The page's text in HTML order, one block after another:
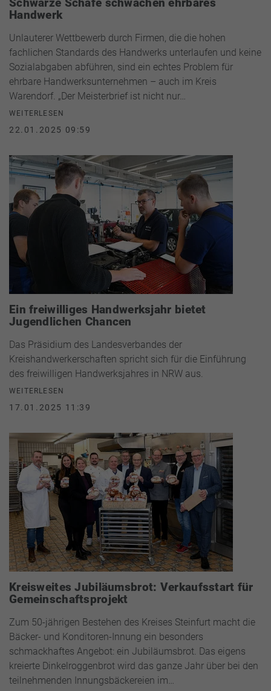
Handwerk
Unlauterer Wettbewerb durch Firmen, die die hohen
fachlichen Standards des Handwerks unterlaufen und keine
Sozialabgaben abführen, sind ein echtes Problem für
ehrbare Handwerksunternehmen – auch im Kreis
Warendorf. „Der Meisterbrief ist nicht nur…
WEITERLESEN
22.01.2025 09:59
Ein freiwilliges Handwerksjahr bietet
Jugendlichen Chancen
Das Präsidium des Landesverbandes der
Kreishandwerkerschaften spricht sich für die Einführung
des freiwilligen Handwerksjahres in NRW aus.
WEITERLESEN
17.01.2025 11:39
Kreisweites Jubiläumsbrot: Verkaufsstart für
Gemeinschaftsprojekt
Zum 50-jährigen Bestehen des Kreises Steinfurt macht die
Bäcker- und Konditoren-Innung ein besonders
schmackhaftes Angebot: ein Jubiläumsbrot. Das eigens
kreierte Dinkelroggenbrot wird das ganze Jahr über bei den
teilnehmenden Innungsbäckereien im…